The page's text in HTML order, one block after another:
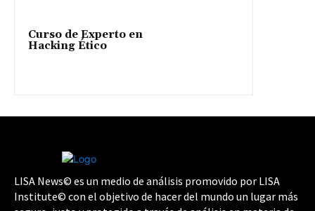
Curso de Experto en
Hacking Ético
LISA News© es un medio de análisis promovido por LISA
Institute© con el objetivo de hacer del mundo un lugar más